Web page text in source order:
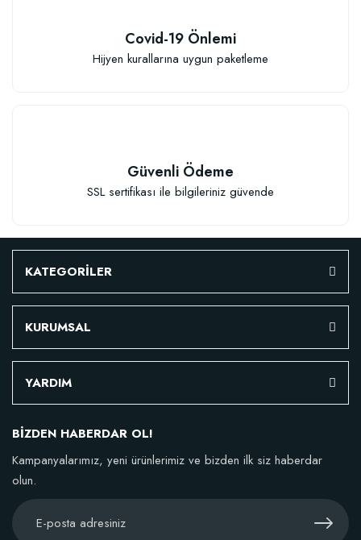
Covid-19 Önlemi
Hijyen kurallarına uygun paketleme
Güvenli Ödeme
SSL sertifikası ile bilgileriniz güvende
KATEGORİLER
KURUMSAL
YARDIM
BİZDEN HABERDAR OL!
Kampanyalarımız, yeni ürünlerimiz ve bizden ilk siz haberdar
olun.